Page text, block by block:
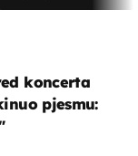
koncerta
pjesmu: